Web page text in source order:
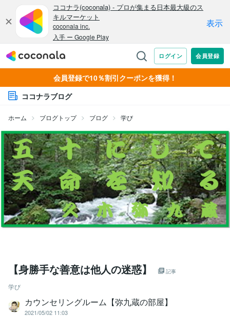
会員登録で10％割引クーポンを獲得！
ココナラブログ
ホーム ブログトップ ブログ 学び
【身勝手な善意は他人の迷惑】 記事
学び
カウンセリングルーム【弥九蔵の部屋】
2021/05/02 11:03